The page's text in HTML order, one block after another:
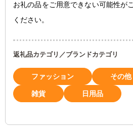
お礼の品をご用意できない可能性が
ください。
返礼品カテゴリ／ブランドカテゴリ
ファッション その
雑貨 日用品